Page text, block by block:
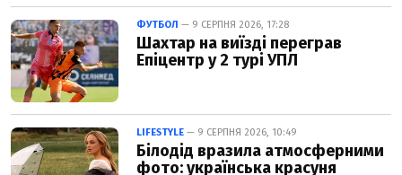
ФУТБОЛ — 9 СЕРПНЯ 2026, 17:28
Шахтар на виїзді переграв
Епіцентр у 2 турі УПЛ
LIFESTYLE — 9 СЕРПНЯ 2026, 10:49
Білодід вразила атмосферними
фото: українська красуня